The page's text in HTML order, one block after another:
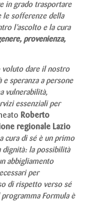
in grado trasportare
le sofferenze della
l’ascolto e la cura
provenienza,
voluto dare il nostro
speranza a persone
vulnerabilità,
essenziali per
Roberto
regionale Lazio
cura di sé è un primo
dignità: la possibilità
abbigliamento
per
di rispetto verso sé
Formula è